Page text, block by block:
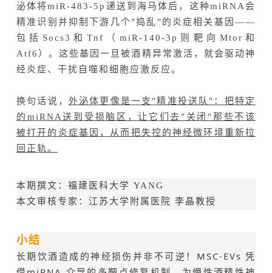
泌体将miR-483-5p递送到海马体后，这种miRNA会
精准识别并抑制下游几个"捣乱"的炎症相关基因——
包括Socs3和Tnf（miR-140-3p则靶向Mtor和
Atf6）。这些基因一旦被酒精异常激活，就会驱动神
经炎症、干扰自噬和细胞应激反应。
换句话说， 外泌体更像是一支"精准投送队"：把特定
的miRNA送到受损脑区，让它们去"关闭"那些不该
被打开的炎症基因，从而把失控的神经微环境重新拉
回正轨。
本期撰文：福建医科大学 YANG
本文审核专家：江苏大学附属医院 李晶教授
小结
长期饮酒造成的神经损伤并非不可逆！MSC-EVs 凭